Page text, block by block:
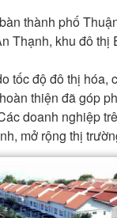
thành phố
Thạnh, khu đô
tốc độ đô thị
thiện đã góp
doanh nghiệp
mở rộng thị